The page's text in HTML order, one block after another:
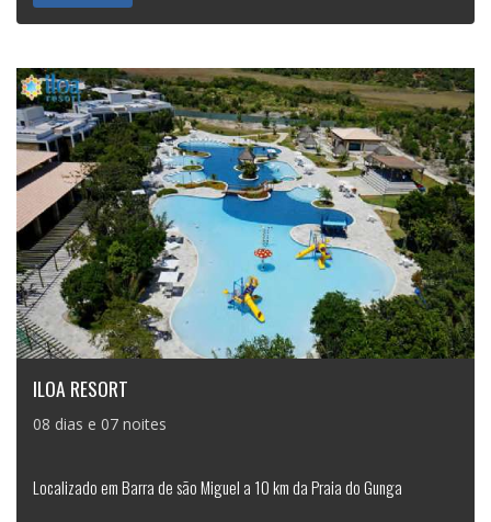
ILOA RESORT
08 dias e 07 noites
Localizado em Barra de são Miguel a 10 km da Praia do Gunga